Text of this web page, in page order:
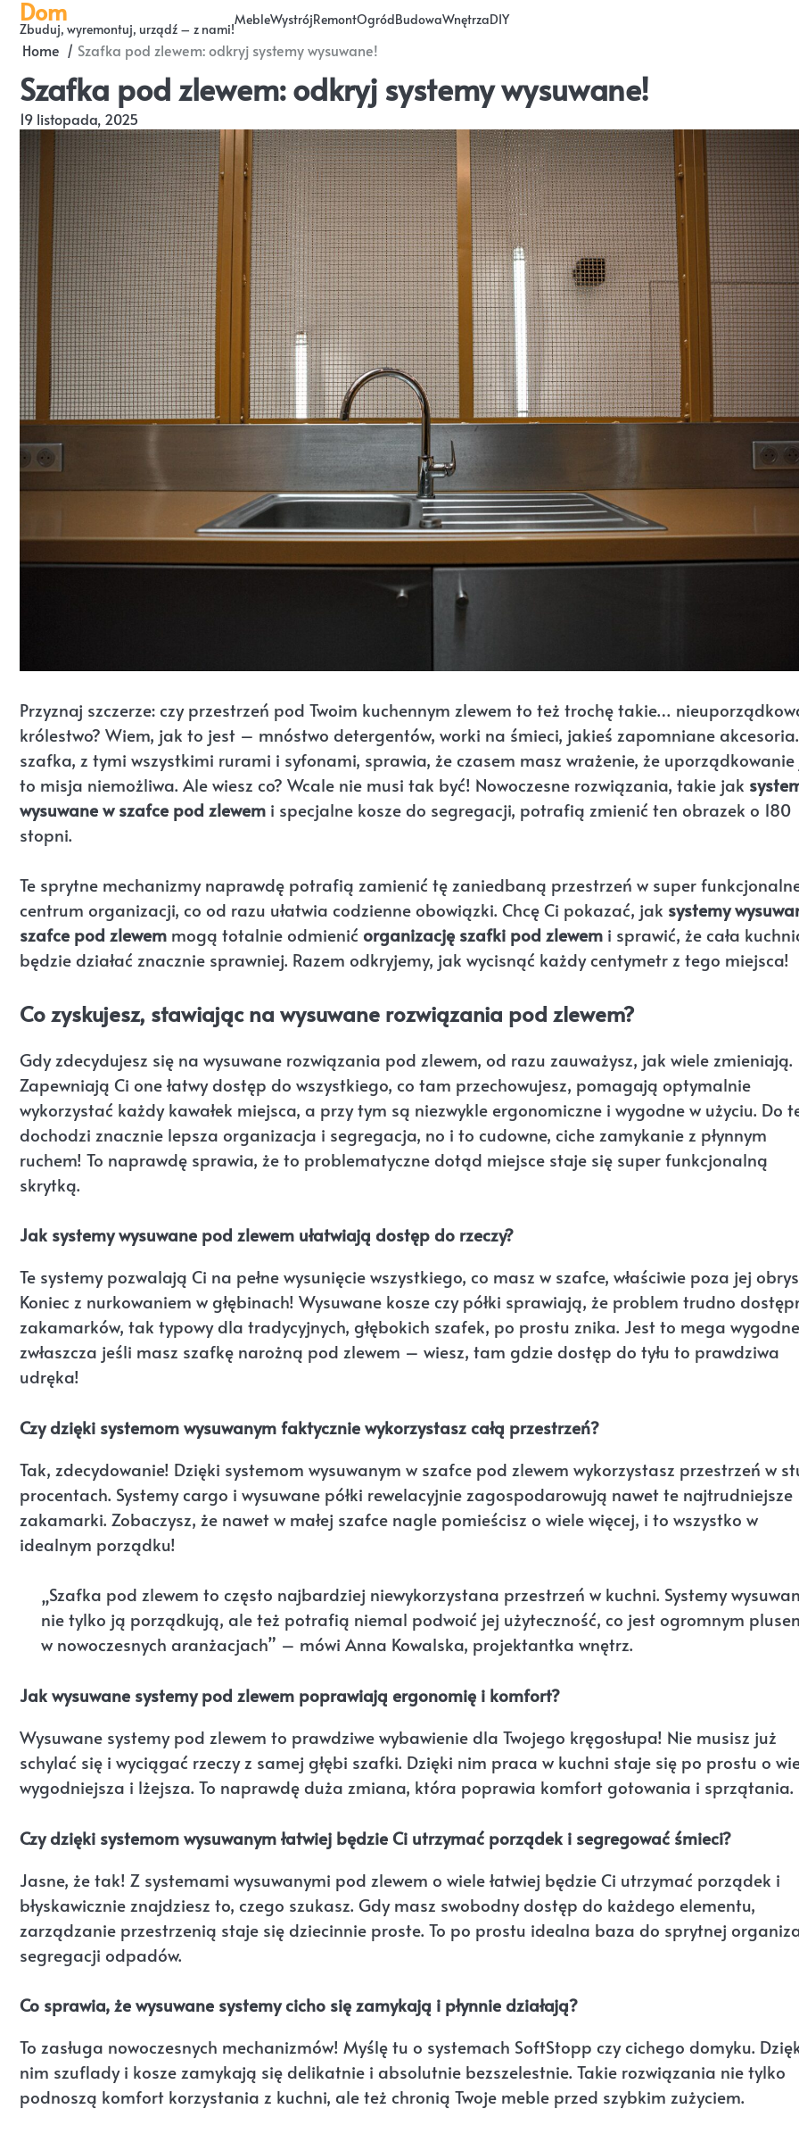
Skip
content
Dom
Zbuduj, wyremontuj, urządź – z nami!
MebleWystrójRemontOgródBudowaWnętrzaDIY
Home Szafka pod zlewem: odkryj systemy wysuwane!
Szafka pod zlewem: odkryj systemy wysuwane!
19 listopada, 2025
Przyznaj szczerze: czy przestrzeń pod Twoim kuchennym zlewem to też trochę takie…
królestwo? Wiem, jak to jest – mnóstwo detergentów, worki na śmieci, jakieś zapomniane
szafka, z tymi wszystkimi rurami i syfonami, sprawia, że czasem masz wrażenie, że uporządkowanie
to misja niemożliwa. Ale wiesz co? Wcale nie musi tak być! Nowoczesne rozwiązania, takie jak
wysuwane w szafce pod zlewem i specjalne kosze do segregacji, potrafią zmienić ten obrazek o 180
stopni.
Te sprytne mechanizmy naprawdę potrafią zamienić tę zaniedbaną przestrzeń w super
centrum organizacji, co od razu ułatwia codzienne obowiązki. Chcę Ci pokazać, jak systemy
szafce pod zlewem mogą totalnie odmienić organizację szafki pod zlewem i sprawić, że cała
będzie działać znacznie sprawniej. Razem odkryjemy, jak wycisnąć każdy centymetr z tego miejsca!
Co zyskujesz, stawiając na wysuwane rozwiązania pod zlewem?
Gdy zdecydujesz się na wysuwane rozwiązania pod zlewem, od razu zauważysz, jak wiele zmieniają.
Zapewniają Ci one łatwy dostęp do wszystkiego, co tam przechowujesz, pomagają optymalnie
wykorzystać każdy kawałek miejsca, a przy tym są niezwykle ergonomiczne i wygodne w użyciu. Do
dochodzi znacznie lepsza organizacja i segregacja, no i to cudowne, ciche zamykanie z płynnym
ruchem! To naprawdę sprawia, że to problematyczne dotąd miejsce staje się super funkcjonalną
skrytką.
Jak systemy wysuwane pod zlewem ułatwiają dostęp do rzeczy?
Te systemy pozwalają Ci na pełne wysunięcie wszystkiego, co masz w szafce, właściwie poza jej
Koniec z nurkowaniem w głębinach! Wysuwane kosze czy półki sprawiają, że problem trudno
zakamarków, tak typowy dla tradycyjnych, głębokich szafek, po prostu znika. Jest to mega
zwłaszcza jeśli masz szafkę narożną pod zlewem – wiesz, tam gdzie dostęp do tyłu to prawdziwa
udręka!
Czy dzięki systemom wysuwanym faktycznie wykorzystasz całą przestrzeń?
Tak, zdecydowanie! Dzięki systemom wysuwanym w szafce pod zlewem wykorzystasz przestrzeń w
procentach. Systemy cargo i wysuwane półki rewelacyjnie zagospodarowują nawet te najtrudniejsze
zakamarki. Zobaczysz, że nawet w małej szafce nagle pomieścisz o wiele więcej, i to wszystko w
idealnym porządku!
„Szafka pod zlewem to często najbardziej niewykorzystana przestrzeń w kuchni. Systemy
nie tylko ją porządkują, ale też potrafią niemal podwoić jej użyteczność, co jest ogromnym
w nowoczesnych aranżacjach” – mówi Anna Kowalska, projektantka wnętrz.
Jak wysuwane systemy pod zlewem poprawiają ergonomię i komfort?
Wysuwane systemy pod zlewem to prawdziwe wybawienie dla Twojego kręgosłupa! Nie musisz już
schylać się i wyciągać rzeczy z samej głębi szafki. Dzięki nim praca w kuchni staje się po prostu o
wygodniejsza i lżejsza. To naprawdę duża zmiana, która poprawia komfort gotowania i sprzątania.
Czy dzięki systemom wysuwanym łatwiej będzie Ci utrzymać porządek i segregować śmieci?
Jasne, że tak! Z systemami wysuwanymi pod zlewem o wiele łatwiej będzie Ci utrzymać porządek i
błyskawicznie znajdziesz to, czego szukasz. Gdy masz swobodny dostęp do każdego elementu,
zarządzanie przestrzenią staje się dziecinnie proste. To po prostu idealna baza do sprytnej
segregacji odpadów.
Co sprawia, że wysuwane systemy cicho się zamykają i płynnie działają?
To zasługa nowoczesnych mechanizmów! Myślę tu o systemach SoftStopp czy cichego domyku.
nim szuflady i kosze zamykają się delikatnie i absolutnie bezszelestnie. Takie rozwiązania nie tylko
podnoszą komfort korzystania z kuchni, ale też chronią Twoje meble przed szybkim zużyciem.